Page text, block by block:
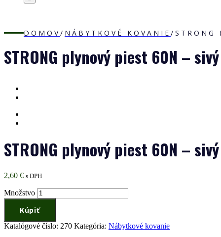
STRONG plynový piest 60N – sivý
DOMOV/ NÁBYTKOVÉ KOVANIE / STRONG
STRONG plynový piest 60N – sivý
2,60 € s DPH
Množstvo
Kúpiť
Katalógové číslo: 270 Kategória: Nábytkové kovanie